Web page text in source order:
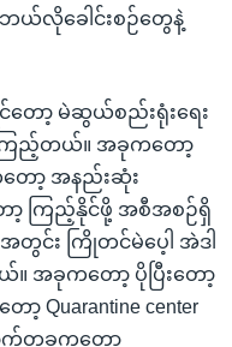
ဘယ်လိုခေါင်းစဉ်တွေနဲ့
တော့ မဲဆွယ်စည်းရုံးရေး
ြည့်တယ်။ အခုကတော့
တော့ အနည်းဆုံး
ကြည့်နိုင်ဖို့ အစီအစဉ်ရှိ
င်း ကြိုတင်မဲပေ့ါ အဲဒါ
အခုကတော့ ပိုပြီးတော့
Quarantine center
က်တခုကတော့